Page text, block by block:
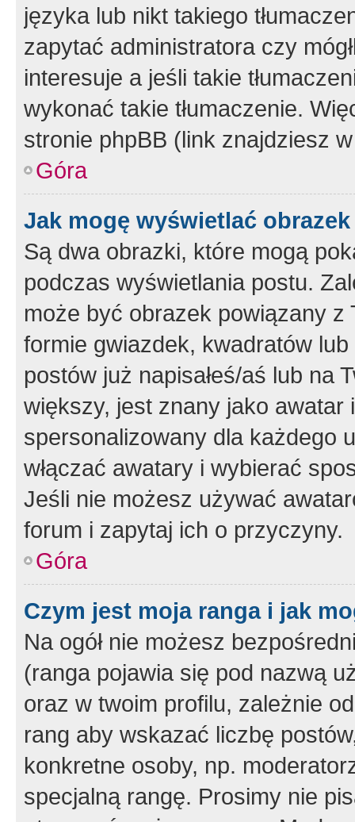
języka lub nikt takiego
zapytać administratora czy
interesuje a jeśli takie
wykonać takie tłumaczenie.
stronie phpBB (link znajdziesz
Góra
Jak mogę wyświetlać
Są dwa obrazki, które mogą
podczas wyświetlania postu.
może być obrazek powiązany z
formie gwiazdek, kwadratów
postów już napisałeś/aś lub na
większy, jest znany jako
spersonalizowany dla każdego
włączać awatary i wybierać
Jeśli nie możesz używać
forum i zapytaj ich o przyczyny.
Góra
Czym jest moja ranga i jak
Na ogół nie możesz
(ranga pojawia się pod nazwą
oraz w twoim profilu, zależnie
rang aby wskazać liczbę
konkretne osoby, np.
specjalną rangę. Prosimy nie